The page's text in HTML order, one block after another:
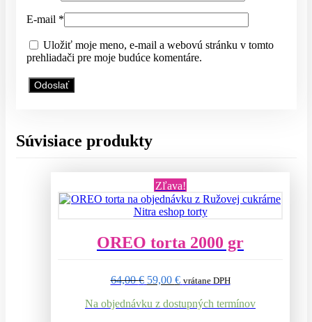
E-mail *
Uložiť moje meno, e-mail a webovú stránku v tomto
prehliadači pre moje budúce komentáre.
Súvisiace produkty
Zľava!
OREO torta 2000 gr
64,00€ Pôvodná
bola:
59,00 €Aktuálna
je:
vrátane DPH
Na objednávku z dostupných termínov